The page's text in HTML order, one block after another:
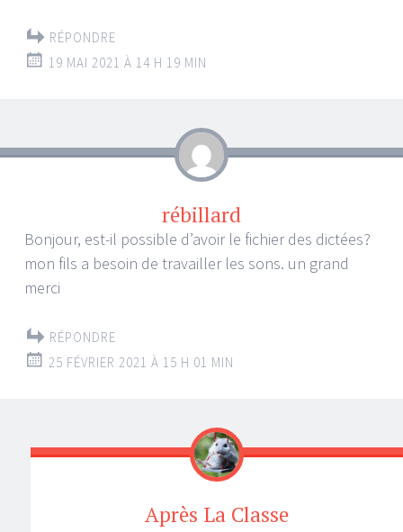
RÉPONDRE
19 MAI 2021 À 14 H 19 MIN
rébillard
Bonjour, est-il possible d’avoir le fichier des dictées?
mon fils a besoin de travailler les sons. un grand
merci
RÉPONDRE
25 FÉVRIER 2021 À 15 H 01 MIN
Après La Classe